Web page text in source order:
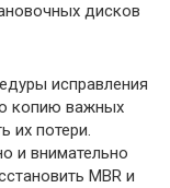
дисков
исправления
копию важных
их потери.
и внимательно
MBR и